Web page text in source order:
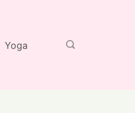
Yoga